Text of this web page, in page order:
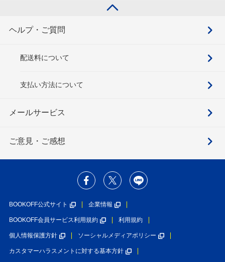
ヘルプ・ご質問
配送料について
支払い方法について
メールサービス
ご意見・ご感想
BOOKOFF公式サイト 企業情報
BOOKOFF会員サービス利用規約 利用規約
個人情報保護方針 ソーシャルメディアポリシー
カスタマーハラスメントに対する基本方針